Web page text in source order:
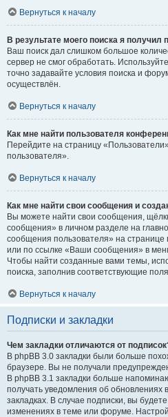
Вернуться к началу
В результате моего поиска я получил
Ваш поиск дал слишком большое
сервер не смог обработать.
точно задавайте условия поиска и
осуществлён.
Вернуться к началу
Как мне найти пользователя
Перейдите на страницу
пользователя».
Вернуться к началу
Как мне найти свои сообщения и
Вы можете найти свои сообщения,
сообщения» в личном разделе на
сообщения пользователя» на
или по ссылке «Ваши сообщения» в
Чтобы найти созданные вами темы,
поиска, заполнив соответствующие
Вернуться к началу
Подписки и закладки
Чем закладки отличаются от
В phpBB 3.0 закладки были больше
браузере. Вы не получали
В phpBB 3.1 закладки больше
получать уведомления об обновлениях
закладках. В случае подписки, вы
изменениях в теме или форуме.